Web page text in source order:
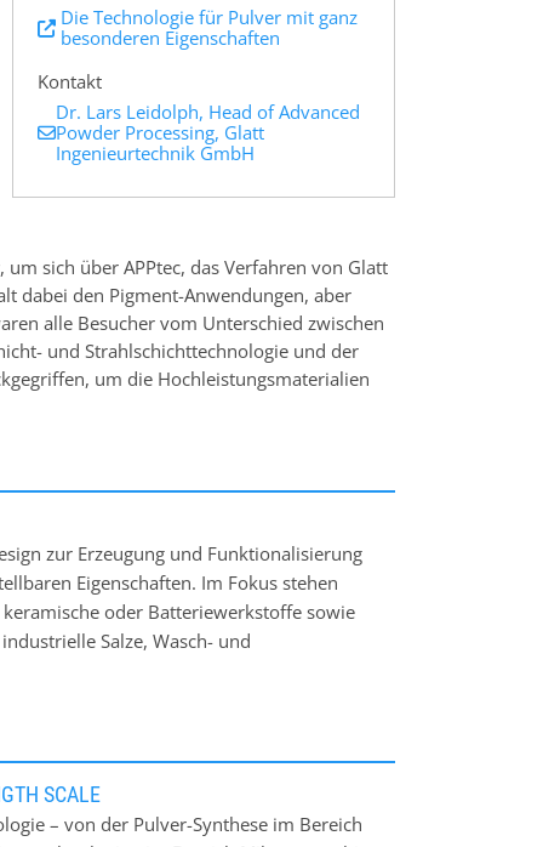
Die Technologie für Pulver mit ganz
besonderen Eigenschaften
Kontakt
Dr. Lars Leidolph, Head of Advanced
Powder Processing, Glatt
Ingenieurtechnik GmbH
sich über APPtec, das Verfahren von Glatt
dabei den Pigment-Anwendungen, aber
alle Besucher vom Unterschied zwischen
und Strahlschichttechnologie und der
um die Hochleistungsmaterialien
zur Erzeugung und Funktionalisierung
Eigenschaften. Im Fokus stehen
oder Batteriewerkstoffe sowie
Salze, Wasch- und
, Nahrungsergänzungs- und Arzneimittel.
gilt. Mit Glatt APPtec®, einer einzigartigen
Partikel in einem einzigen Prozessschritt im
und anschließend zu kalzinieren. Als
SCALE
– von der Pulver-Synthese im Bereich